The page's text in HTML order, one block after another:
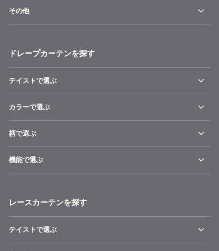
その他
ドレープカーテンを探す
テイストで選ぶ
カラーで選ぶ
柄で選ぶ
機能で選ぶ
レースカーテンを探す
テイストで選ぶ